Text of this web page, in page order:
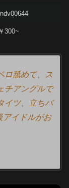
￥300~
ロ舐めて、ス
チアングルで
イツ、立ちバ
アイドルがお